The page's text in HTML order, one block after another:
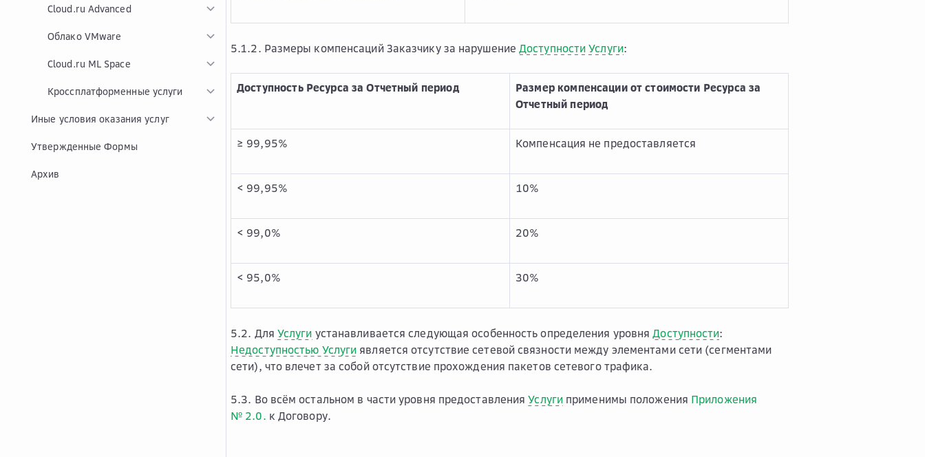
Cloud.ru Advanced
Облако VMware
Cloud.ru ML Space
Кроссплатформенные услуги
Иные условия оказания услуг
Утвержденные Формы
Архив
5.1.2. Размеры компенсаций Заказчику за нарушениеДоступности Услуги:
Доступность Ресурса за Отчетный период
Размер компенсации от стоимости Ресурса за
Отчетный период
≥ 99,95% Компенсация не предоставляется
< 99,95% 10%
< 99,0% 20%
< 95,0% 30%
5.2. Для Услуги устанавливается следующая особенность определения уровняДоступности:
Недоступностью Услуги является отсутствие сетевой связности между элементами сети (сегментами
сети), что влечет за собой отсутствие прохождения пакетов сетевого трафика.
5.3. Во всём остальном в части уровня предоставленияУслугиприменимы положения Приложения
№ 2.0. к Договору.